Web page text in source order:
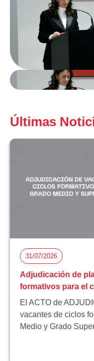
Últimas
31/07/2026
Adjudicación de
formativos para el
El ACTO de
vacantes de ciclos
Medio y Grado